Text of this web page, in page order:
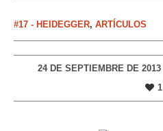
#17 - HEIDEGGER, ARTÍCULOS
24 DE SEPTIEMBRE DE 2013
1